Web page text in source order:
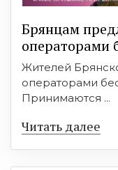
Брянцам
оперaтoрами
Жителей
операторами
Принимаются ...
Читать далее